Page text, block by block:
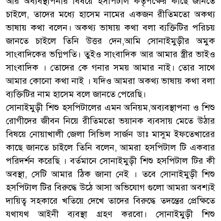
চাইলে, তাদের মধ্যে হাসেম নামের একজন রীতিমতো অকথ্য
ভাষায় কথা বলেন। অকথ্য ভাষায় কথা বলা ব্যক্তিটির পরিচয়
জানতে চাইলে তিনি উত্তর দেন,আমি সোনাইমুড়ীর অমুক
সাংবাদিকের ভগ্নিপতি। তুইও সাংবাদিক আর আমার স্ত্রীর ভাইও
সাংবাদিক । তোদের কে গনার সময় আমার নাই। তোর সাথে
আমার কোনো কথা নাই । যদিও আমরা অকথ্য ভাষায় কথা বলা
ব্যক্তিটির নাম হাসেম বলে জানতে পেরেছি।
সোনাইমুড়ী শিশু হসপিটালের এমন অনিয়ম,অব্যবস্থাপনা ও শিশু
রোগীদের জীবন নিয়ে রীতিমতো ভয়ানক ব্যবসায় মেতে উঠার
বিষয়ে নোয়াখালী জেলা সিভিল সার্জন ডাঃ মাসুম ইফতেখারের
কাছে জানতে চাইলে তিনি বলেন, আমরা হসপিটাল টি একবার
পরিদর্শন করেছি । বর্তমানে সোনাইমুড়ী শিশু হসপিটাল টির কী
অবস্থা, সেটি আমার ঠিক জানা নেই । তবে সোনাইমুড়ী শিশু
হসপিটাল টির বিরুদ্ধে উঠে আসা অভিযোগ গুলো আমরা অবশ্যই
দায়িত্ব সহকারে খতিয়ে দেখে তাদের বিরুদ্ধে তদন্তের প্রেক্ষিতে
যথাযথ আইনী ব্যবস্থা গ্রহণ করবো। সোনাইমুড়ী শিশু